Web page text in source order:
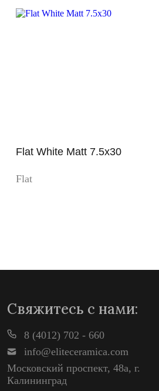
Flat White Matt 7.5x30
Flat
Свяжитесь с нами:
8 (4012) 702 - 660
info@eliteceramica.com
Московский проспект, 48а, г.
Калининград